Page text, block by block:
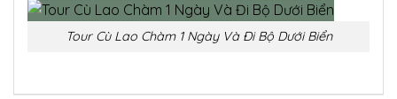
Tour Cù Lao Chàm 1 Ngày Và Đi Bộ Dưới Biển